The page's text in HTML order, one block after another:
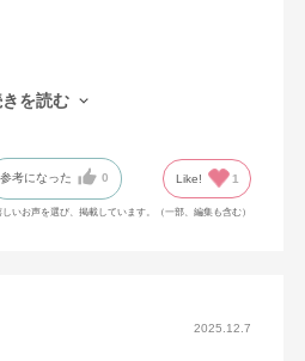
々なカラーが試せて良かったです。
を読む
参考になった 0 Like! 1
いお声を選び、掲載しています。（一部、編集も含む）
2025.12.7